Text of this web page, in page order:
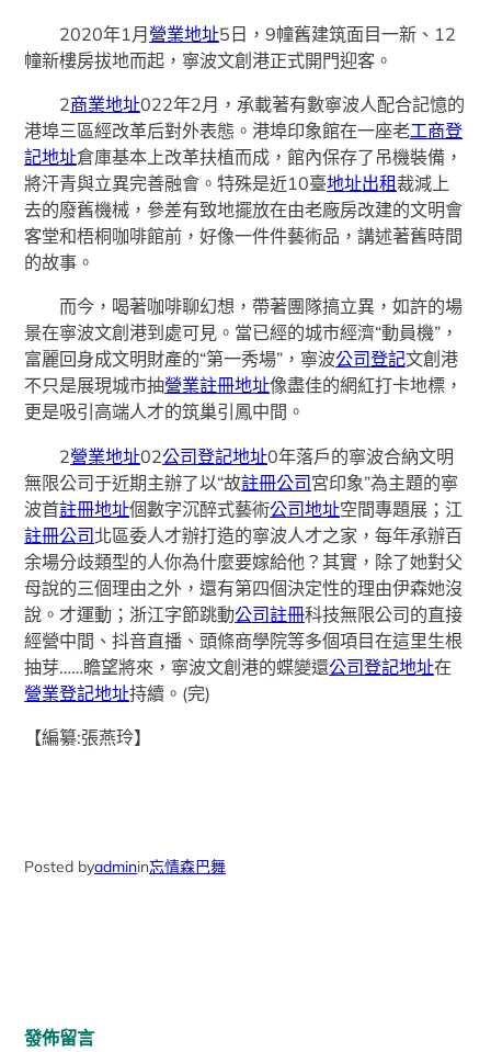
2020年1月 營業地址5日，9幢舊建筑面目一新、12
幢新樓房拔地而起，寧波文創港正式開門迎客。
2商業地址022年2月，承載著有數寧波人配合記憶的
港埠三區經改革后對外表態。港埠印象館在一座老工商登
記地址倉庫基本上改革扶植而成，館內保存了吊機裝備，
將汗青與立異完善融會。特殊是近10臺地址出租 裁減上
去的廢舊機械，參差有致地擺放在由老廠房改建的文明會
客堂和梧桐咖啡館前，好像一件件藝術品，講述著舊時間
的故事。
而今，喝著咖啡聊幻想，帶著團隊搞立異，如許的場
景在寧波文創港到處可見。當已經的城市經濟“動員機”，
富麗回身成文明財產的“第一秀場”，寧波公司登記文創港
不只是展現城市抽營業註冊地址像盡佳的網紅打卡地標，
更是吸引高端人才的筑巢引鳳中間。
2營業地址02公司登記地址0年落戶的寧波合納文明
無限公司于近期主辦了以“故註冊公司宮印象”為主題的寧
波首註冊地址個數字沉醉式藝術公司地址空間專題展；江
註冊公司北區委人才辦打造的寧波人才之家，每年承辦百
余場分歧類型的人你為什麼要嫁給他？其實，除了她對父
母說的三個理由之外，還有第四個決定性的理由伊森她沒
說。才運動；浙江字節跳動公司註冊科技無限公司的直接
經營中間、抖音直播、頭條商學院等多個項目在這里生根
抽芽……瞻望將來，寧波文創港的蝶變還公司登記地址在
營業登記地址持續。(完)
【編纂:張燕玲】
Posted byadminin忘情森巴舞
發佈留言